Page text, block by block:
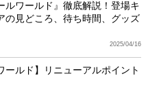
ルワールド』徹底解説！登場キ
の見どころ、待ち時間、グッズ
2025/04/16
ールド】リニューアルポイント